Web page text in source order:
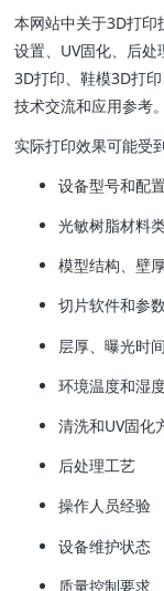
本网站中关于3D打
设置、UV固化、后
3D打印、鞋模3D打
技术交流和应用参考。
实际打印效果可能受
设备型号和配
光敏树脂材料
模型结构、壁
切片软件和参
层厚、曝光时
环境温度和湿
清洗和UV固化
后处理工艺
操作人员经验
设备维护状态
质量控制要求